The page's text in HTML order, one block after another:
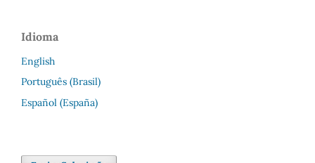
Idioma
English
Português (Brasil)
Español (España)